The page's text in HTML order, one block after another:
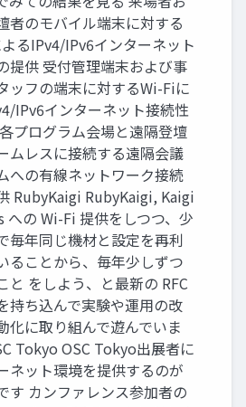
者のモバイル端末に対する
るIPv4/IPv6インターネット
提供 受付管理端末および事
ッフの端末に対するWi-Fiに
IPv6インターネット接続性
プログラム会場と遠隔登壇
ムレスに接続する遠隔会議
への有線ネットワーク接続
RubyKaigi RubyKaigi, Kaigi
への Wi-Fi 提供をしつつ、少
毎年同じ機材と設定を再利
ることから、毎年少しずつ
と をしよう、と最新の RFC
持ち込んで実験や運用の改
化に取り組んで遊んでいま
Tokyo OSC Tokyo出展者に
ネット環境を提供するのが
す カンファレンス参加者の